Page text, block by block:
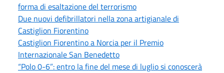
forma di esaltazione del terrorismo
Due nuovi defibrillatori nella zona artigianale di
Castiglion Fiorentino
Castiglion Fiorentino a Norcia per il Premio
Internazionale San Benedetto
“Polo 0-6”: entro la fine del mese di luglio si conoscerà